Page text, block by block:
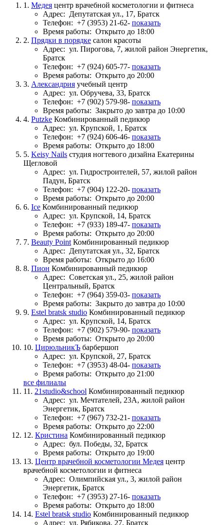
1. Медея центр врачебной косметологии и фитнеса
Адрес: Депутатская ул., 17, Братск
Телефон: +7 (3953) 21-62- показать
Время работы: Открыто до 18:00
2. Прядки в порядке салон красоты
Адрес: ул. Пирогова, 7, жилой район Энергетик,
Братск
Телефон: +7 (924) 605-77- показать
Время работы: Открыто до 20:00
3. Александрия учебный центр
Адрес: ул. Обручева, 33, Братск
Телефон: +7 (902) 579-98- показать
Время работы: Закрыто до завтра до 10:00
4. Putzke Комбинированный педикюр
Адрес: ул. Крупской, 1, Братск
Телефон: +7 (924) 606-46- показать
Время работы: Открыто до 18:00
5. Keisy Nails студия ногтевого дизайна Екатерины
Щегловой
Адрес: ул. Гидростроителей, 57, жилой район
Падун, Братск
Телефон: +7 (904) 122-20- показать
Время работы: Открыто до 20:00
6. Ice Комбинированный педикюр
Адрес: ул. Крупской, 14, Братск
Телефон: +7 (933) 189-47- показать
Время работы: Открыто до 20:00
7. Beauty Point Комбинированный педикюр
Адрес: Депутатская ул., 32, Братск
Время работы: Открыто до 16:00
8. Пион Комбинированный педикюр
Адрес: Советская ул., 25, жилой район
Центральный, Братск
Телефон: +7 (964) 359-03- показать
Время работы: Закрыто до завтра до 10:00
9. Estel bratsk studio Комбинированный педикюр
Адрес: ул. Крупской, 14, Братск
Телефон: +7 (902) 579-90- показать
Время работы: Открыто до 20:00
10. ЦирюльникЪ барбершоп
Адрес: ул. Крупской, 27, Братск
Телефон: +7 (3953) 48-04- показать
Время работы: Открыто до 21:00
все филиалы
11. 21studio&school Комбинированный педикюр
Адрес: ул. Мечтателей, 23А, жилой район
Энергетик, Братск
Телефон: +7 (967) 732-21- показать
Время работы: Открыто до 22:00
12. Кристина Комбинированный педикюр
Адрес: бул. Победы, 32, Братск
Время работы: Открыто до 19:00
13. Центр врачебной косметологии Медея центр
врачебной косметологии и фитнеса
Адрес: Олимпийская ул., 3, жилой район
Энергетик, Братск
Телефон: +7 (3953) 27-16- показать
Время работы: Открыто до 18:00
14. Estel bratsk studio Комбинированный педикюр
Адрес: ул. Рябикова, 27, Братск